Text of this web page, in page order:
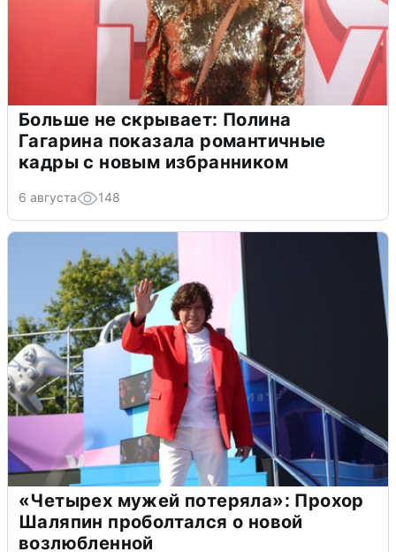
Больше не скрывает: Полина
Гагарина показала романтичные
кадры с новым избранником
6 августа 148
«Четырех мужей потеряла»: Прохор
Шаляпин проболтался о новой
возлюбленной